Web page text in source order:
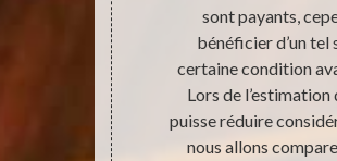
sont payants,
bénéficier d’un
certaine condition
Lors de
puisse réduire
nous allons